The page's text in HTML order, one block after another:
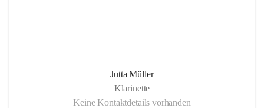
Jutta Müller
Klarinette
Keine Kontaktdetails vorhanden